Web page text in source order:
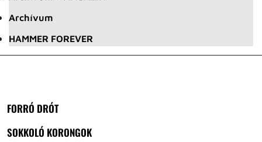
Archívum
HAMMER FOREVER
FORRÓ DRÓT
SOKKOLÓ KORONGOK